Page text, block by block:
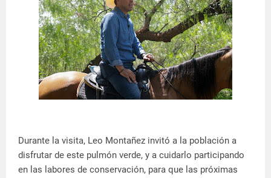
Durante la visita, Leo Montañez invitó a la población a
disfrutar de este pulmón verde, y a cuidarlo participando
en las labores de conservación, para que las próximas